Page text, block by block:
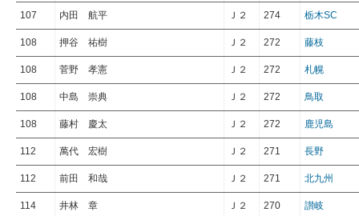
107 内田 航平 Ｊ２ 274 栃木SC
108 押谷 祐樹 Ｊ２ 272 藤枝
108 菅野 孝憲 Ｊ２ 272 札幌
108 中島 崇典 Ｊ２ 272 鳥取
108 藤村 慶太 Ｊ２ 272 鹿児島
112 萬代 宏樹 Ｊ２ 271 長野
112 前田 和哉 Ｊ２ 271 北九州
114 井林 章 Ｊ２ 270 讃岐